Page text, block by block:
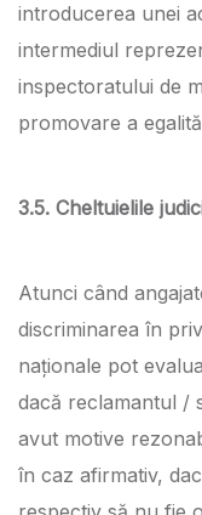
introducerea unei
intermediul
inspectoratului de
promovare a
3.5. Cheltuielile
Atunci când
discriminarea în
naționale pot
dacă reclamantul /
avut motive
în caz afirmativ,